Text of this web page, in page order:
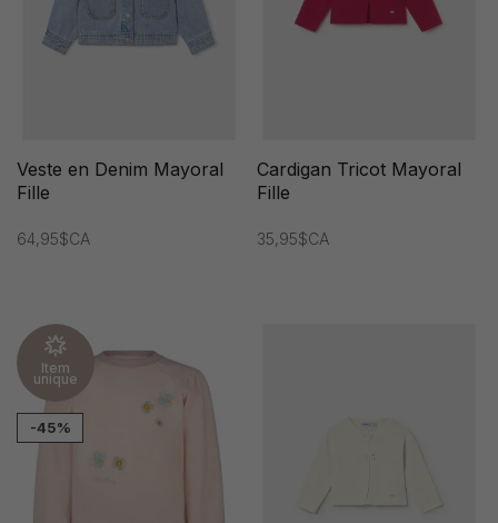
Veste en Denim Mayoral
Fille
64,95$CA
Cardigan Tricot Mayoral
Fille
35,95$CA
Item
unique
-45%